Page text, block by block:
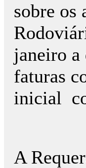
sobre os
janeiro a
faturas
inicial
A